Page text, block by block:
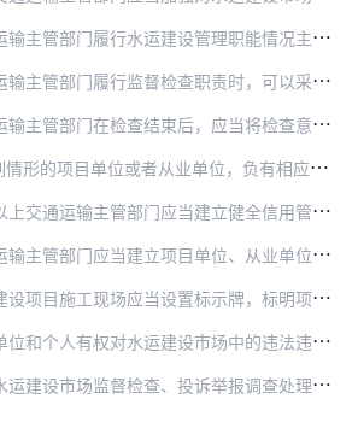
主管部门履行水运建设管理职能情况主要包括：
主管部门履行监督检查职责时，可以采取下列措施：
管部门在检查结束后，应当将检查意见反馈给被检查单位。
位或者从业单位，负有相应监督管理职责的交通运输主管部门可以对其负责人进行约谈警示：
门应当建立健全信用管理体系，对水运建设市场主体的信用情况进行记录和评价。省级交通运输主管部门应当建立和完善信用评价、信用激励约束和信用监督…
立项目单位、从业单位重点监督管理制度。按照信用评价的相关规定，将存在严重失信行为，1年内3次及以上被通报或者信用等级差的项目单位、从业单位…
当设置标示牌，标明项目的建设内容、建设工期以及项目单位、勘察、设计、施工、工程监理单位名称和主要负责人姓名、监督电话等，接受社会监督。
权对水运建设市场中的违法违规行为向交通运输主管部门进行投诉、举报。投诉、举报应当提供必要的证明材料。
场监督检查、投诉举报调查处理的人员与相关当事单位和人员有利害关系的，应当主动回避。